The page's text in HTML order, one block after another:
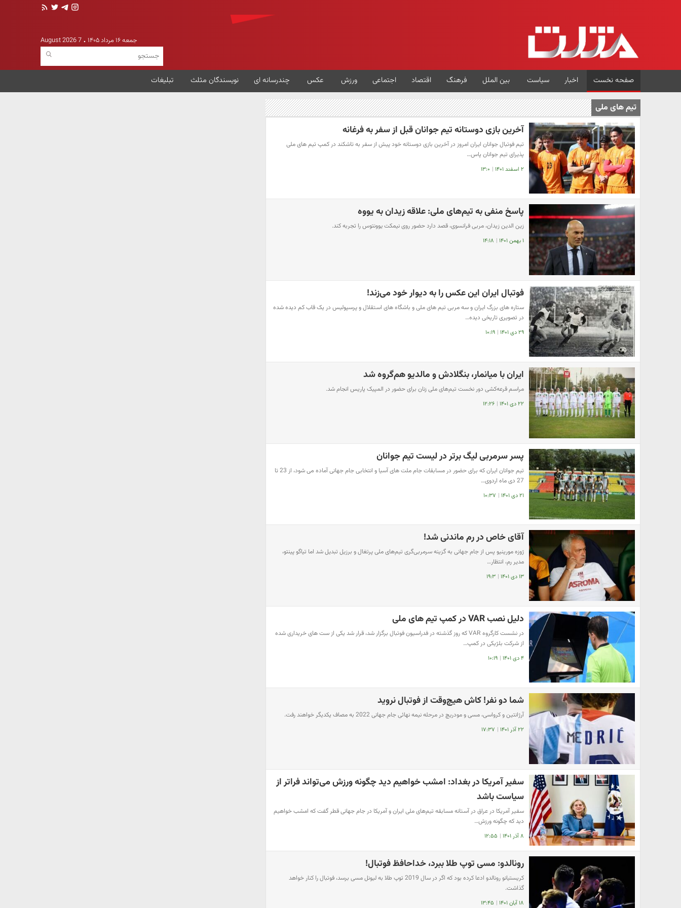
جمعه ۱۶ مرداد ۱۴۰۵ 7 August 2026
صفحه نخست اخبار سیاست بین الملل فرهنگ اقتصاد اجتماعی ورزش عکس چندرسانه ای نویسندگان مثلث تبلیغات
تیم های ملی
آخرین بازی دوستانه تیم جوانان قبل از سفر به فرغانه
تیم فوتبال جوانان ایران امروز در آخرین بازی دوستانه خود پیش از سفر به تاشکند در کمپ تیم های ملی
پذیرای تیم جوانان پاس…
۲ اسفند ۱۴۰۱ | ۱۳:۰
پاسخ منفی به تیم‌های ملی: علاقه زیدان به یووه
زین الدین زیدان، مربی فرانسوی، قصد دارد حضور روی نیمکت یوونتوس را تجربه کند.
۱ بهمن ۱۴۰۱ | ۱۴:۱۸
فوتبال ایران این عکس را به دیوار خود می‌زند!
ستاره های بزرگ ایران و سه مربی تیم های ملی و باشگاه های استقلال و پرسپولیس در یک قاب کم دیده شده
در تصویری تاریخی دیده…
۲۹ دی ۱۴۰۱ | ۱۰:۱۹
ایران با میانمار، بنگلادش و مالدیو هم‌گروه شد
مراسم قرعه‌کشی دور نخست تیم‌های ملی زنان برای حضور در المپیک پاریس انجام شد.
۲۲ دی ۱۴۰۱ | ۱۲:۲۶
پسر سرمربی لیگ برتر در لیست تیم جوانان
تیم جوانان ایران که برای حضور در مسابقات جام ملت های آسیا و انتخابی جام جهانی آماده می شود، از 23 تا
27 دی ماه اردوی…
۲۱ دی ۱۴۰۱ | ۱۰:۳۷
آقای خاص در رم ماندنی شد!
ژوزه مورینیو پس از جام جهانی به گزینه سرمربی‌گری تیم‌های ملی پرتغال و برزیل تبدیل شد اما تیاگو پینتو،
مدیر رم، انتظار…
۱۳ دی ۱۴۰۱ | ۱۹:۳
دلیل نصب VAR در کمپ تیم های ملی
در نشست کارگروه VAR که روز گذشته در فدراسیون فوتبال برگزار شد، قرار شد یکی از ست های خریداری شده
از شرکت بلژیکی در کمپ…
۴ دی ۱۴۰۱ | ۱۰:۱۹
شما دو نفر! کاش هیچ‌وقت از فوتبال نروید
آرژانتین و کرواسی، مسی و مودریچ در مرحله نیمه نهائی جام جهانی 2022 به مصاف یکدیگر خواهند رفت.
۲۲ آذر ۱۴۰۱ | ۱۷:۳۷
سفیر آمریکا در بغداد: امشب خواهیم دید چگونه ورزش می‌تواند فراتر از
سیاست باشد
سفیر آمریکا در عراق در آستانه مسابقه تیم‌های ملی ایران و آمریکا در جام جهانی قطر گفت که امشب خواهیم
دید که چگونه ورزش…
۸ آذر ۱۴۰۱ | ۱۲:۵۵
رونالدو: مسی توپ طلا ببرد، خداحافظ فوتبال!
کریستیانو رونالدو ادعا کرده بود که اگر در سال 2019 توپ طلا به لیونل مسی برسد، فوتبال را کنار خواهد
گذاشت.
۱۸ آبان ۱۴۰۱ | ۱۳:۴۵